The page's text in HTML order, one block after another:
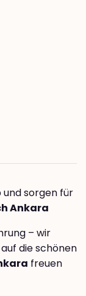
und sorgen für
Ankara
– wir
die schönen
freuen